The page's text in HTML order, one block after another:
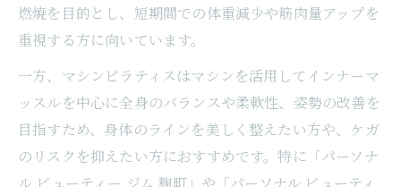
燃焼を目的とし、短期間での体重減少や筋肉量アップを
重視する方に向いています。
一方、マシンピラティスはマシンを活用してインナーマ
ッスルを中心に全身のバランスや柔軟性、姿勢の改善を
目指すため、身体のラインを美しく整えたい方や、ケガ
のリスクを抑えたい方におすすめです。特に「パーソナ